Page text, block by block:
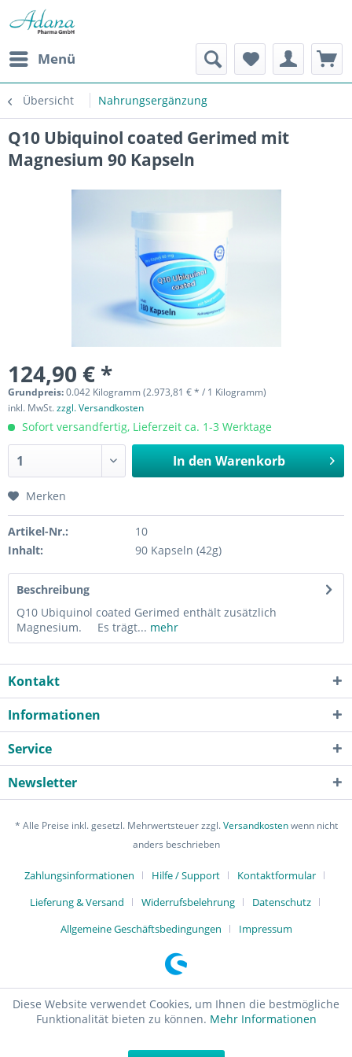
Menü
Übersicht Nahrungsergänzung
Q10 Ubiquinol coated Gerimed mit
Magnesium 90 Kapseln
124,90 € *
Grundpreis:0.042 Kilogramm (2.973,81 € * / 1 Kilogramm)
inkl. MwSt.zzgl. Versandkosten
Sofort versandfertig, Lieferzeit ca. 1-3 Werktage
In den Warenkorb
Merken
Artikel-Nr.:
10
Inhalt:
90 Kapseln (42g)
Beschreibung
Q10 Ubiquinol coated Gerimed enthält zusätzlich
Magnesium. Es trägt... mehr
Kontakt
Informationen
Service
Newsletter
* Alle Preise inkl. gesetzl. Mehrwertsteuer zzgl.Versandkostenwenn nicht
anders beschrieben
Zahlungsinformationen Hilfe / Support
Kontaktformular
Lieferung & Versand
Widerrufsbelehrung
Datenschutz
Allgemeine Geschäftsbedingungen
Impressum
Diese Website verwendet Cookies, um Ihnen die bestmögliche
Funktionalität bieten zu können. Mehr Informationen